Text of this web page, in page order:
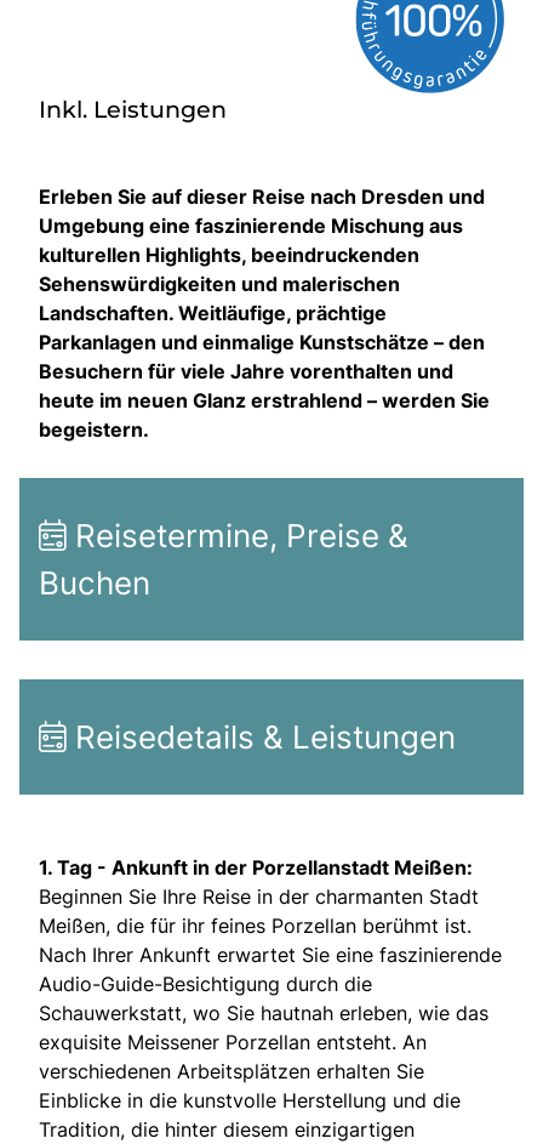
Inkl. Leistungen
Erleben Sie auf dieser Reise nach Dresden und
Umgebung eine faszinierende Mischung aus
kulturellen Highlights, beeindruckenden
Sehenswürdigkeiten und malerischen
Landschaften. Weitläufige, prächtige
Parkanlagen und einmalige Kunstschätze – den
Besuchern für viele Jahre vorenthalten und
heute im neuen Glanz erstrahlend – werden Sie
begeistern.
Reisetermine, Preise &
Buchen
Reisedetails & Leistungen
1. Tag - Ankunft in der Porzellanstadt Meißen:
Beginnen Sie Ihre Reise in der charmanten Stadt
Meißen, die für ihr feines Porzellan berühmt ist.
Nach Ihrer Ankunft erwartet Sie eine faszinierende
Audio-Guide-Besichtigung durch die
Schauwerkstatt, wo Sie hautnah erleben, wie das
exquisite Meissener Porzellan entsteht. An
verschiedenen Arbeitsplätzen erhalten Sie
Einblicke in die kunstvolle Herstellung und die
Tradition, die hinter diesem einzigartigen